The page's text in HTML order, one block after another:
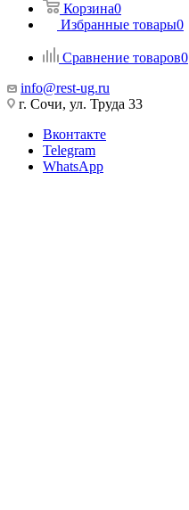
Корзина0
Избранные товары0
Сравнение товаров0
info@rest-ug.ru
г. Сочи, ул. Труда 33
Вконтакте
Telegram
WhatsApp